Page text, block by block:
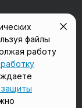
файлы
работу